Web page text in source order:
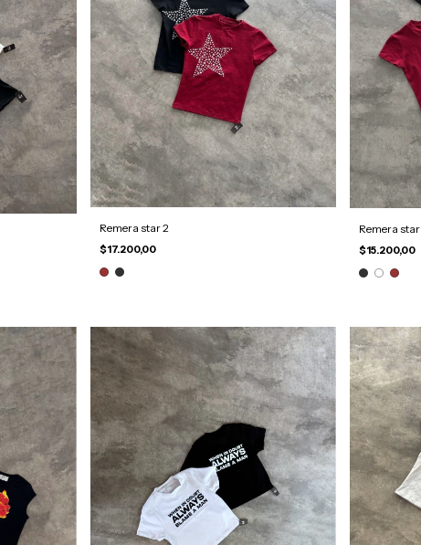
Remera star 2
$17.200,00
Remera star
$15.200,00